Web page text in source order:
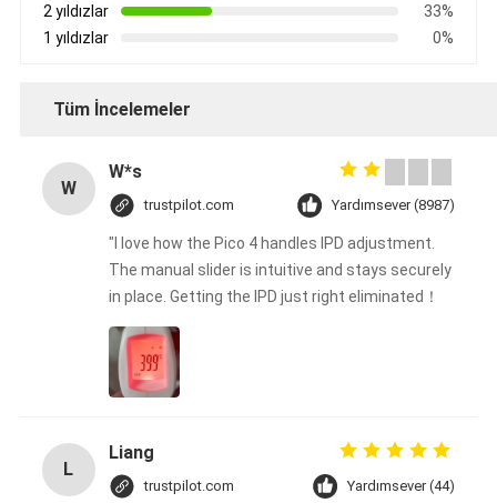
2 yıldızlar
33%
1 yıldızlar
0%
Tüm İncelemeler
W
W*s
trustpilot.com Yardımsever (8987)
"I love how the Pico 4 handles IPD adjustment.
The manual slider is intuitive and stays securely
in place. Getting the IPD just right eliminated！
L
Liang
trustpilot.com Yardımsever (44)